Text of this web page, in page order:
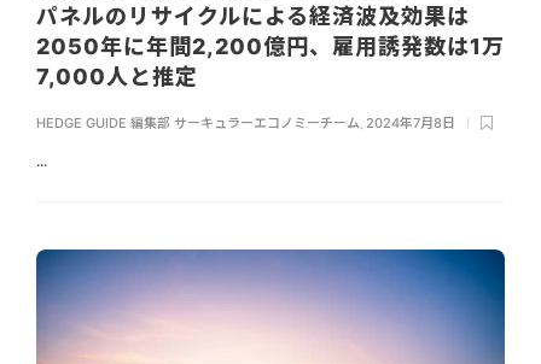
パネルのリサイクルによる経済波及効果は
2050年に年間2,200億円、雇用誘発数は1万
7,000人と推定
HEDGE GUIDE 編集部 サーキュラーエコノミーチーム 2024年7月8日
...